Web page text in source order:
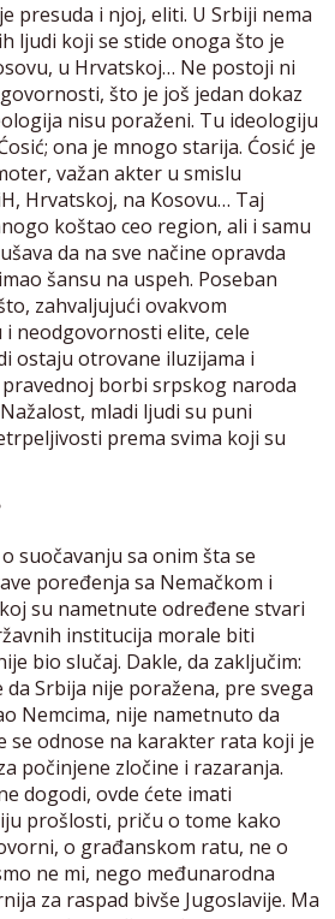
presuda i njoj, eliti. U Srbiji nema
ljudi koji se stide onoga što je
u Hrvatskoj… Ne postoji ni
što je još jedan dokaz
nisu poraženi. Tu ideologiju
ona je mnogo starija. Ćosić je
važan akter u smislu
Hrvatskoj, na Kosovu… Taj
koštao ceo region, ali i samu
da na sve načine opravda
šansu na uspeh. Poseban
zahvaljujući ovakvom
neodgovornosti elite, cele
ostaju otrovane iluzijama i
borbi srpskog naroda
mladi ljudi su puni
prema svima koji su
o suočavanju sa onim šta se
poređenja sa Nemačkom i
su nametnute određene stvari
institucija morale biti
bio slučaj. Dakle, da zaključim:
Srbija nije poražena, pre svega
Nemcima, nije nametnuto da
se odnose na karakter rata koji je
počinjene zločine i razaranja.
dogodi, ovde ćete imati
prošlosti, priču o tome kako
o građanskom ratu, ne o
ne mi, nego međunarodna
za raspad bivše Jugoslavije. Ma